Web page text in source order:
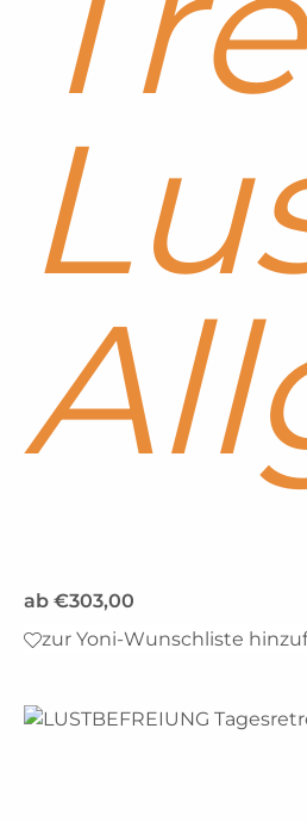
ab €303,00
zur Yoni-Wunschliste